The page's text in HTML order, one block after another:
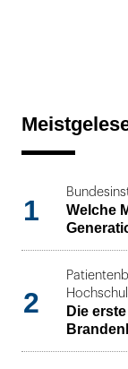
1
Welche
2
Die